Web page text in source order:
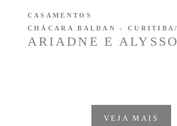
ARIADNE E
CASAMENTOS
CHÁCARA BALDAN - CURITIBA/
VEJA MAIS